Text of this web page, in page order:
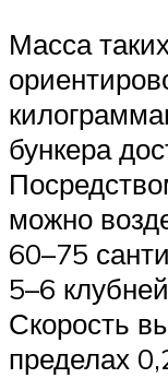
Масса
бункера
можно
60–75
5–6
Скорость
пределах